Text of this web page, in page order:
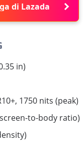
di Lazada
in)
1750 nits (peak)
to-body ratio)